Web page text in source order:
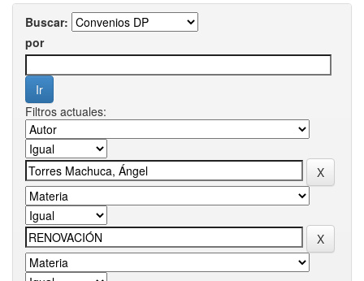
Buscar:
por
Filtros actuales: